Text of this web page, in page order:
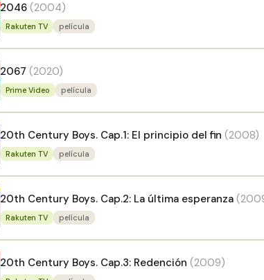
2046 (2004)
Rakuten TV película
2067 (2020)
Prime Video película
20th Century Boys. Cap.1: El principio del fin (2008)
Rakuten TV película
20th Century Boys. Cap.2: La última esperanza
Rakuten TV película
20th Century Boys. Cap.3: Redención (2009)